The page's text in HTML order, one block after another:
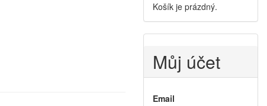
Košík je prázdný.
Můj účet
Email